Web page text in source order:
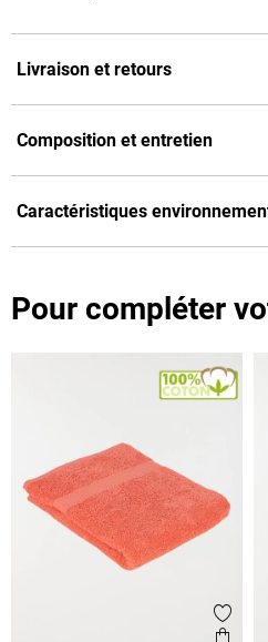
Livraison et retours
Composition et entretien
Caractéristiques
Pour compléter